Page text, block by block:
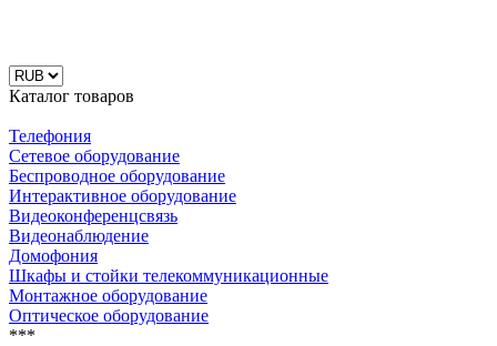
Каталог товаров
Телефония
Сетевое оборудование
Беспроводное оборудование
Интерактивное оборудование
Видеоконференцсвязь
Видеонаблюдение
Домофония
Шкафы и стойки телекоммуникационные
Монтажное оборудование
Оптическое оборудование
***